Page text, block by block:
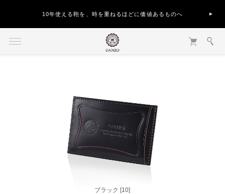
10年使える鞄を、時を重ねるほどに価値あるものへ
ブラック [10]
ダークブラウン [56]